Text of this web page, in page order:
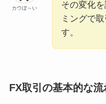
カウぼ～い
その変化
ミングで
す。
FX取引の基本的な流